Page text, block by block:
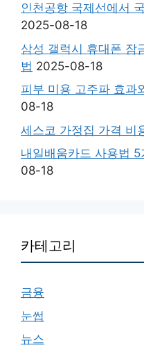
인천공항 국제선에서
2025-08-18
삼성 갤럭시 휴대폰 잠
법 2025-08-18
피부 미용 고주파 효과
08-18
세스코 가정집 가격 비
내일배움카드 사용법
08-18
카테고리
금융
눈썹
뉴스